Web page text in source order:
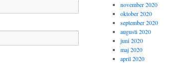
november 2020
oktober 2020
september 2020
augusti 2020
juni 2020
maj 2020
april 2020